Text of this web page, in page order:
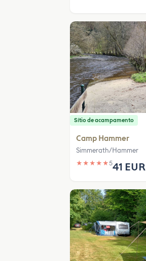
Sítio de acampamento
Camp Hammer
Simmerath/Hammer
★ ★ ★ ★ ★541 EUR